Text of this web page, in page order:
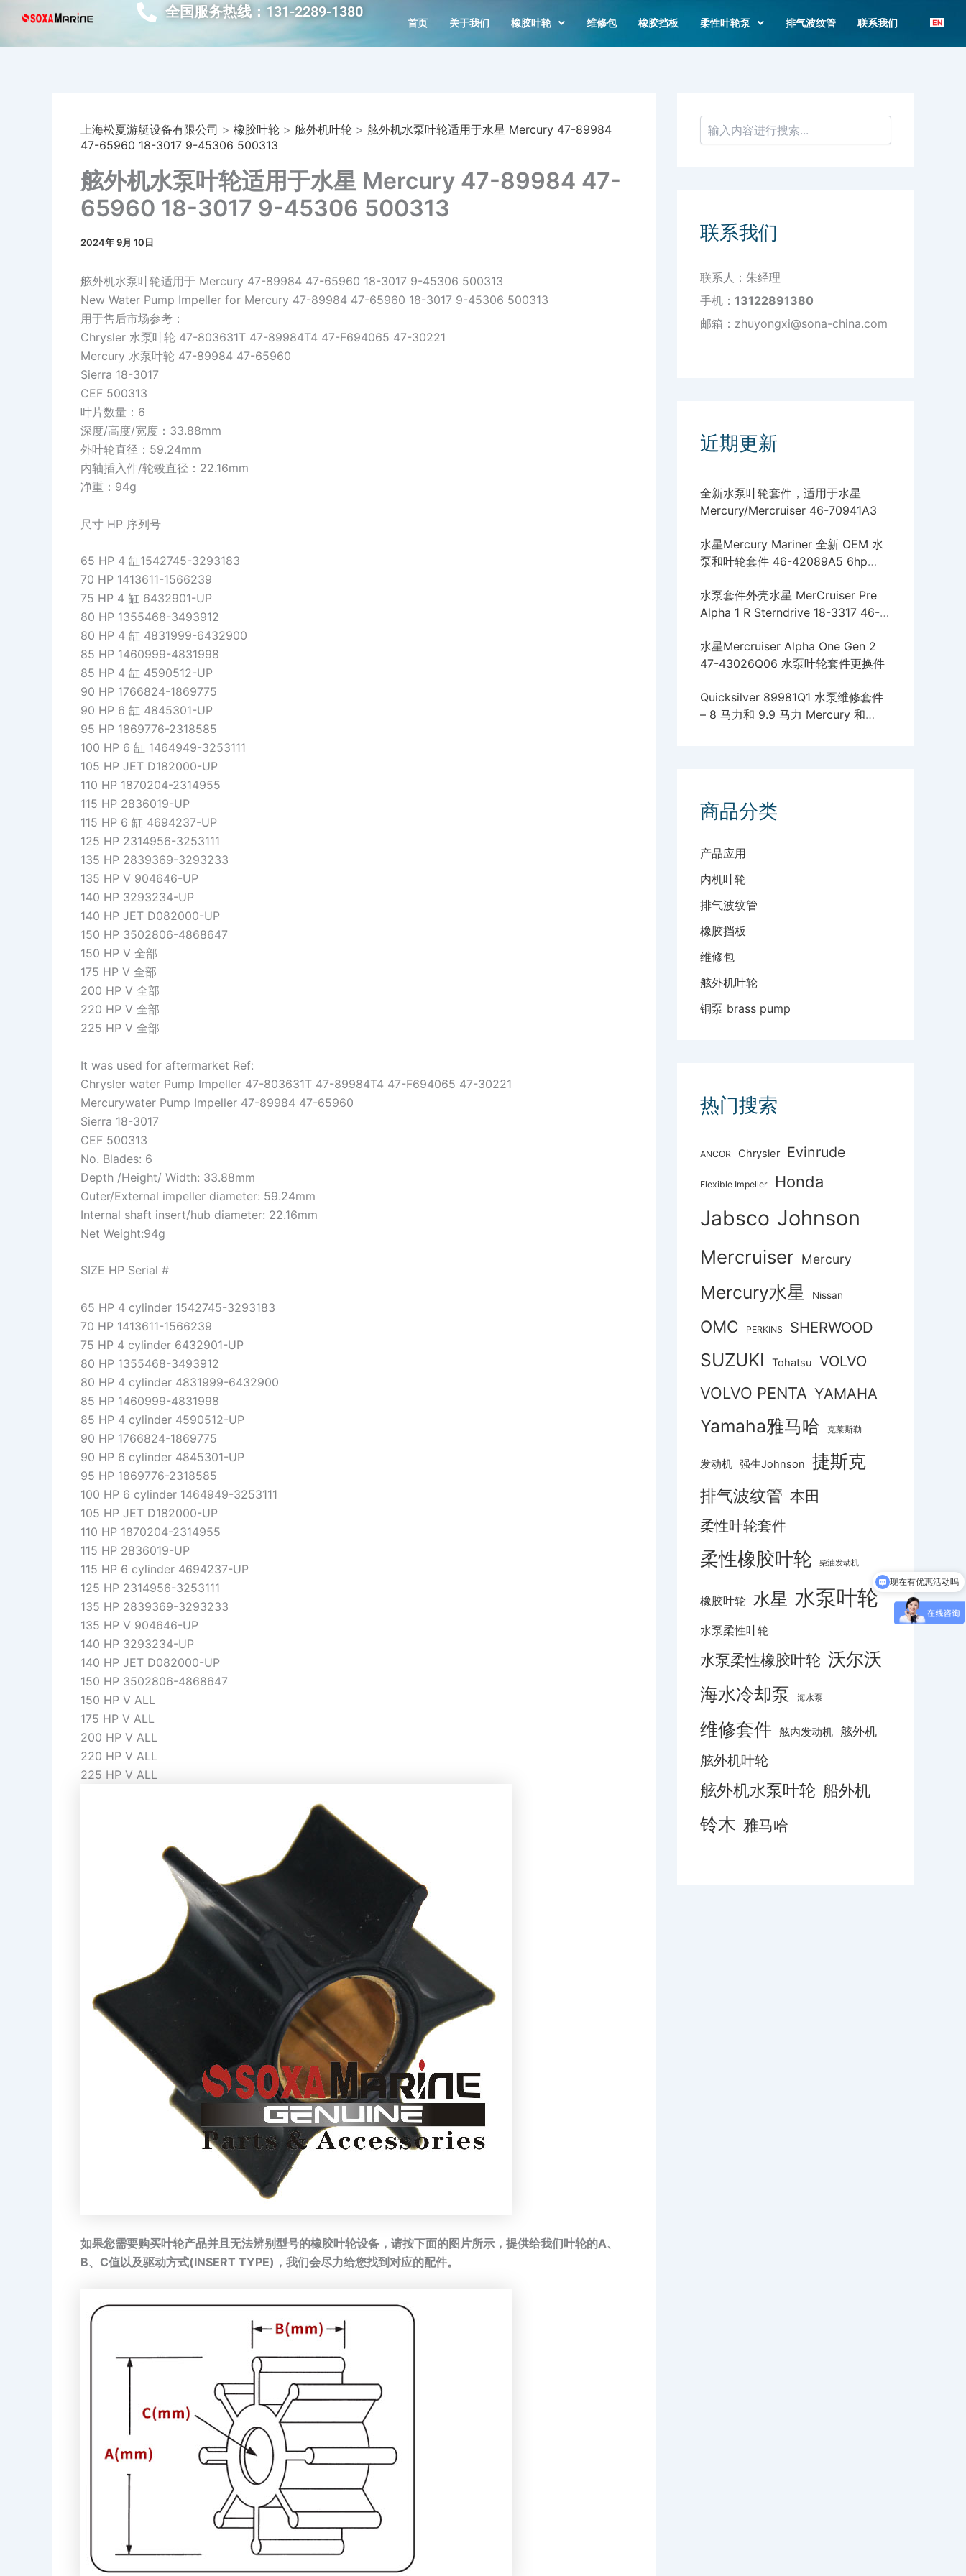
内
全国服务热线：131-2289-1380
首页 关于我们 橡胶叶轮 维修包 橡胶挡板 柔性叶轮泵 排气波纹管 联系我们
上海松夏游艇设备有限公司 > 橡胶叶轮 > 舷外机叶轮 > 舷外机水泵叶轮适用于水星 Mercury 47-89984
47-65960 18-3017 9-45306 500313
舷外机水泵叶轮适用于水星 Mercury 47-89984 47-
65960 18-3017 9-45306 500313
2024年 9月 10日
舷外机水泵叶轮适用于 Mercury 47-89984 47-65960 18-3017 9-45306 500313
New Water Pump Impeller for Mercury 47-89984 47-65960 18-3017 9-45306 500313
用于售后市场参考：
Chrysler 水泵叶轮 47-803631T 47-89984T4 47-F694065 47-30221
Mercury 水泵叶轮 47-89984 47-65960
Sierra 18-3017
CEF 500313
叶片数量：6
深度/高度/宽度：33.88mm
外叶轮直径：59.24mm
内轴插入件/轮毂直径：22.16mm
净重：94g
尺寸 HP 序列号
65 HP 4 缸1542745-3293183
70 HP 1413611-1566239
75 HP 4 缸 6432901-UP
80 HP 1355468-3493912
80 HP 4 缸 4831999-6432900
85 HP 1460999-4831998
85 HP 4 缸 4590512-UP
90 HP 1766824-1869775
90 HP 6 缸 4845301-UP
95 HP 1869776-2318585
100 HP 6 缸 1464949-3253111
105 HP JET D182000-UP
110 HP 1870204-2314955
115 HP 2836019-UP
115 HP 6 缸 4694237-UP
125 HP 2314956-3253111
135 HP 2839369-3293233
135 HP V 904646-UP
140 HP 3293234-UP
140 HP JET D082000-UP
150 HP 3502806-4868647
150 HP V 全部
175 HP V 全部
200 HP V 全部
220 HP V 全部
225 HP V 全部
It was used for aftermarket Ref:
Chrysler water Pump Impeller 47-803631T 47-89984T4 47-F694065 47-30221
Mercurywater Pump Impeller 47-89984 47-65960
Sierra 18-3017
CEF 500313
No. Blades: 6
Depth /Height/ Width: 33.88mm
Outer/External impeller diameter: 59.24mm
Internal shaft insert/hub diameter: 22.16mm
Net Weight:94g
SIZE HP Serial #
65 HP 4 cylinder 1542745-3293183
70 HP 1413611-1566239
75 HP 4 cylinder 6432901-UP
80 HP 1355468-3493912
80 HP 4 cylinder 4831999-6432900
85 HP 1460999-4831998
85 HP 4 cylinder 4590512-UP
90 HP 1766824-1869775
90 HP 6 cylinder 4845301-UP
95 HP 1869776-2318585
100 HP 6 cylinder 1464949-3253111
105 HP JET D182000-UP
110 HP 1870204-2314955
115 HP 2836019-UP
115 HP 6 cylinder 4694237-UP
125 HP 2314956-3253111
135 HP 2839369-3293233
135 HP V 904646-UP
140 HP 3293234-UP
140 HP JET D082000-UP
150 HP 3502806-4868647
150 HP V ALL
175 HP V ALL
200 HP V ALL
220 HP V ALL
225 HP V ALL
如果您需要购买叶轮产品并且无法辨别型号的橡胶叶轮设备，请按下面的图片所示，提供给我们叶轮的A、
B、C值以及驱动方式(INSERT TYPE)，我们会尽力给您找到对应的配件。
索
联系我们
联系人：朱经理
手机： 13122891380
邮箱：zhuyongxi@sona-china.com
近期更新
全新水泵叶轮套件，适用于水星
Mercury/Mercruiser 46-70941A3
水星Mercury Mariner 全新 OEM 水
泵和叶轮套件 46-42089A5 6hp
8hp 9.9hp 15hp
水泵套件外壳水星 MerCruiser Pre
Alpha 1 R Sterndrive 18-3317 46-
96148A8
水星Mercruiser Alpha One Gen 2
47-43026Q06 水泵叶轮套件更换件
Quicksilver 89981Q1 水泵维修套件
– 8 马力和 9.9 马力 Mercury 和
商品分类
产品应用
内机叶轮
排气波纹管
橡胶挡板
维修包
舷外机叶轮
铜泵 brass pump
热门搜索
ANCOR Chrysler Evinrude
Flexible Impeller Honda
Jabsco Johnson
Mercruiser Mercury
Mercury水星 Nissan
OMC PERKINS SHERWOOD
SUZUKI Tohatsu VOLVO
VOLVO PENTA YAMAHA
Yamaha雅马哈 克莱斯勒
发动机 强生Johnson 捷斯克
排气波纹管 本田
柔性叶轮套件
柔性橡胶叶轮 柴油发动机
橡胶叶轮 水星 水泵叶轮
水泵柔性叶轮
水泵柔性橡胶叶轮 沃尔沃
海水冷却泵
海水泵
维修套件 舷内发动机 舷外机
舷外机叶轮
舷外机水泵叶轮 船外机
铃木 雅马哈
现在有优惠活动吗